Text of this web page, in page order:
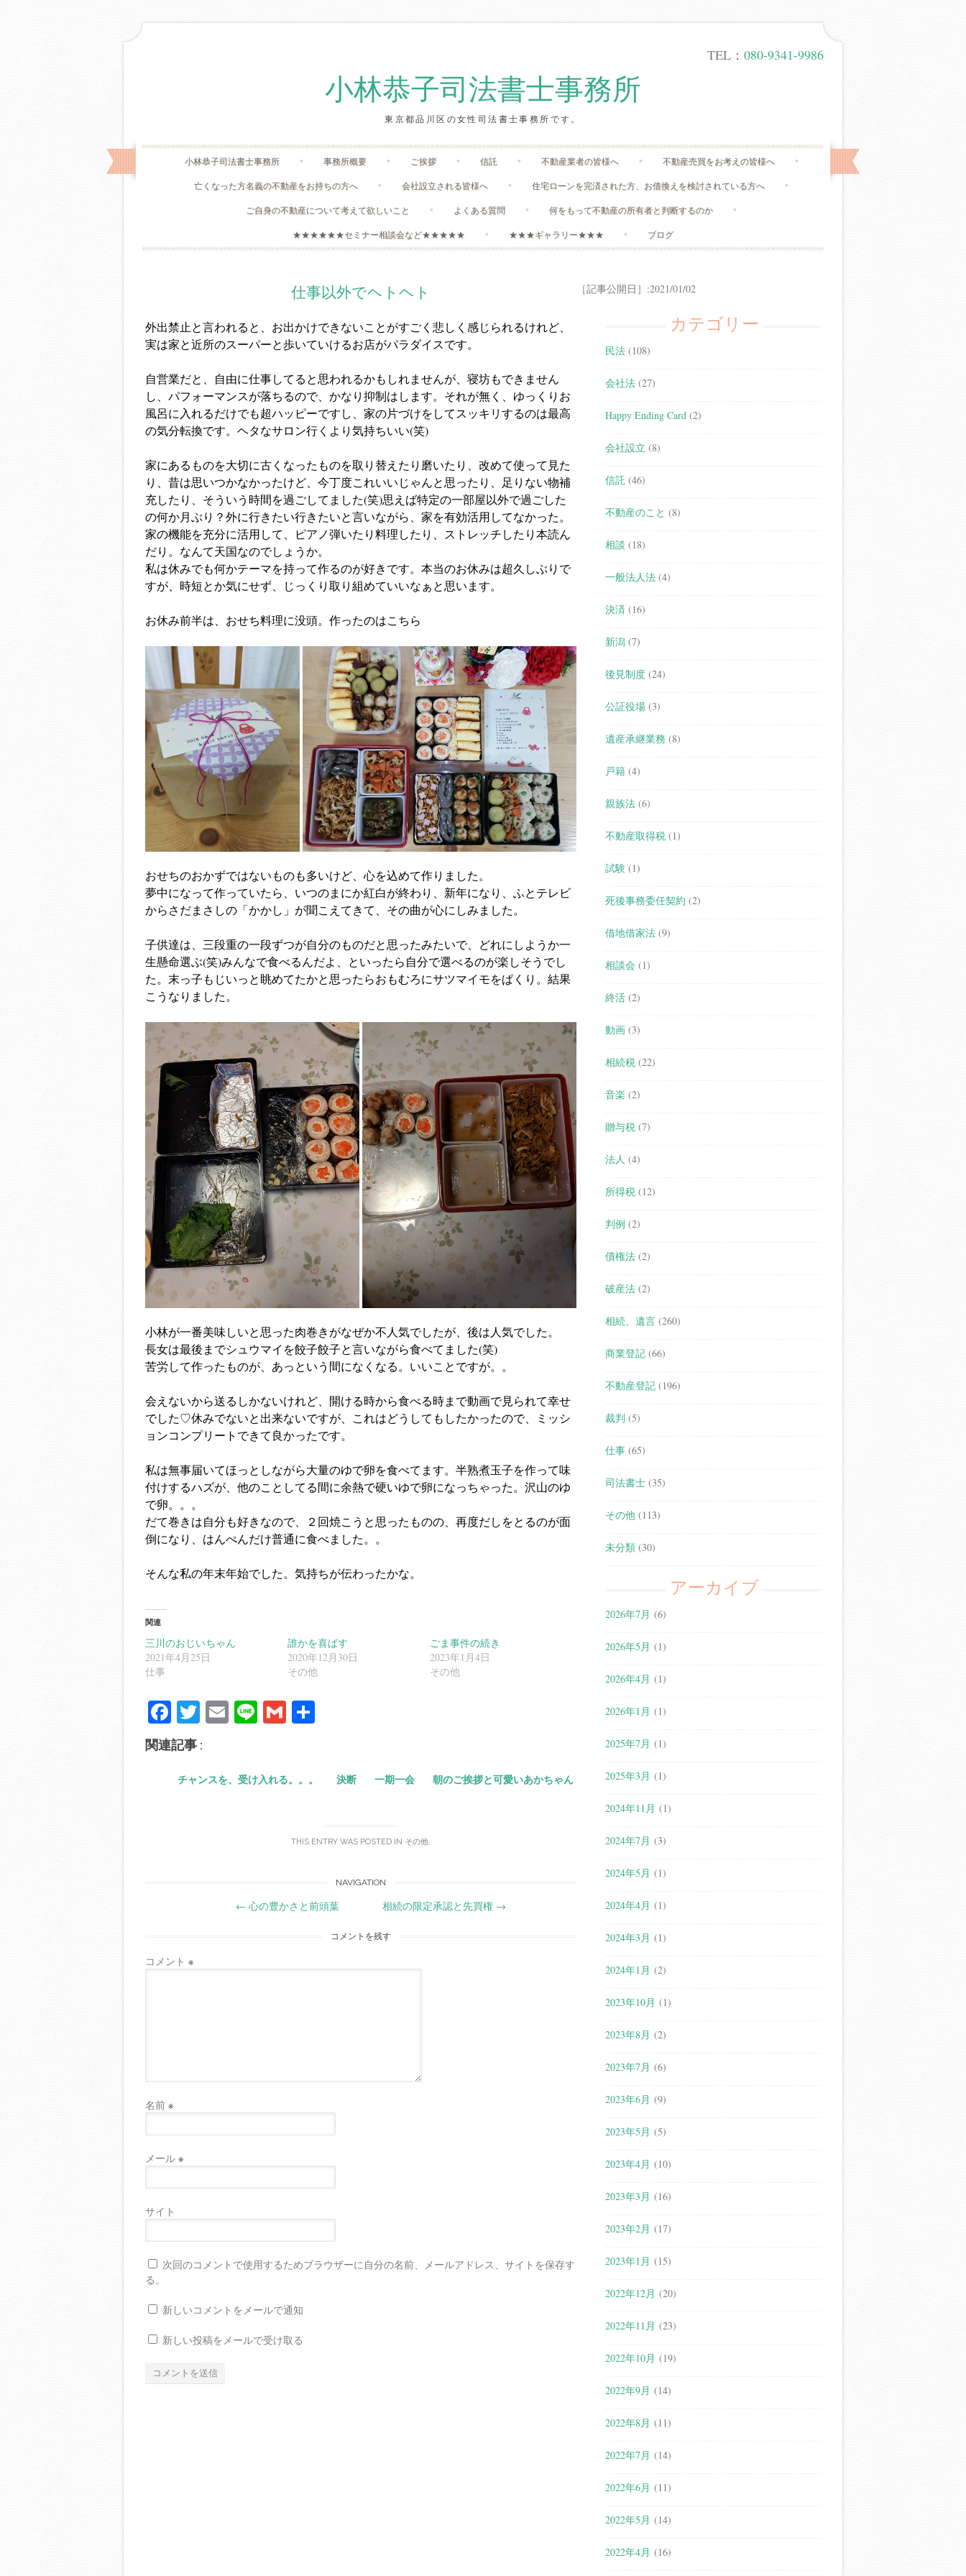
TEL： 080-9341-9986
小林恭子司法書士事務所
東京都品川区の女性司法書士事務所です。
Skip
to
content
小林恭子司法書士事務所 事務所概要 ご挨拶 信託 不動産業者の皆様へ 不動産売買をお考えの皆様へ
亡くなった方名義の不動産をお持ちの方へ 会社設立される皆様へ 住宅ローンを完済された方、お借換えを検討されている方へ
ご自身の不動産について考えて欲しいこと よくある質問 何をもって不動産の所有者と判断するのか
★★★★★★セミナー相談会など★★★★★ ★★★ギャラリー★★★ ブログ
［記事公開日］:2021/01/02
仕事以外でヘトヘト
外出禁止と言われると、お出かけできないことがすごく悲しく感じられるけれど、
実は家と近所のスーパーと歩いていけるお店がパラダイスです。
自営業だと、自由に仕事してると思われるかもしれませんが、寝坊もできません
し、パフォーマンスが落ちるので、かなり抑制はします。それが無く、ゆっくりお
風呂に入れるだけでも超ハッピーですし、家の片づけをしてスッキリするのは最高
の気分転換です。ヘタなサロン行くより気持ちいい(笑)
家にあるものを大切に古くなったものを取り替えたり磨いたり、改めて使って見た
り、昔は思いつかなかったけど、今丁度これいいじゃんと思ったり、足りない物補
充したり、そういう時間を過ごしてました(笑)思えば特定の一部屋以外で過ごした
の何か月ぶり？外に行きたい行きたいと言いながら、家を有効活用してなかった。
家の機能を充分に活用して、ピアノ弾いたり料理したり、ストレッチしたり本読ん
だり。なんて天国なのでしょうか。
私は休みでも何かテーマを持って作るのが好きです。本当のお休みは超久しぶりで
すが、時短とか気にせず、じっくり取り組めていいなぁと思います。
お休み前半は、おせち料理に没頭。作ったのはこちら
おせちのおかずではないものも多いけど、心を込めて作りました。
夢中になって作っていたら、いつのまにか紅白が終わり、新年になり、ふとテレビ
からさだまさしの「かかし」が聞こえてきて、その曲が心にしみました。
子供達は、三段重の一段ずつが自分のものだと思ったみたいで、どれにしようか一
生懸命選ぶ(笑)みんなで食べるんだよ、といったら自分で選べるのが楽しそうでし
た。末っ子もじいっと眺めてたかと思ったらおもむろにサツマイモをぱくり。結果
こうなりました。
小林が一番美味しいと思った肉巻きがなぜか不人気でしたが、後は人気でした。
長女は最後までシュウマイを餃子餃子と言いながら食べてました(笑)
苦労して作ったものが、あっという間になくなる。いいことですが。。
会えないから送るしかないけれど、開ける時から食べる時まで動画で見られて幸せ
でした♡休みでないと出来ないですが、これはどうしてもしたかったので、ミッシ
ョンコンプリートできて良かったです。
私は無事届いてほっとしながら大量のゆで卵を食べてます。半熟煮玉子を作って味
付けするハズが、他のことしてる間に余熱で硬いゆで卵になっちゃった。沢山のゆ
で卵。。。
だて巻きは自分も好きなので、２回焼こうと思ったものの、再度だしをとるのが面
倒になり、はんぺんだけ普通に食べました。。
そんな私の年末年始でした。気持ちが伝わったかな。
関連
三川のおじいちゃん
2021年4月25日
仕事
誰かを喜ばす
2020年12月30日
その他
ごま事件の続き
2023年1月4日
その他
Fa
ce
bo
ok
T
wi
tte
r
E Li G
関連記事 :
チャンスを、受け入れる。。。 決断 一期一会 朝のご挨拶と可愛いあかちゃん
THIS ENTRY WAS POSTED IN その他.
NAVIGATION
← 心の豊かさと前頭葉 相続の限定承認と先買権 →
コメントを残す
コメント ※
名前 ※
メール ※
サイト
次回のコメントで使用するためブラウザーに自分の名前、メールアドレス、サイトを保存す
る。
新しいコメントをメールで通知
新しい投稿をメールで受け取る
カテゴリー
民法 (108)
会社法 (27)
Happy Ending Card (2)
会社設立 (8)
信託 (46)
不動産のこと (8)
相談 (18)
一般法人法 (4)
決済 (16)
新潟 (7)
後見制度 (24)
公証役場 (3)
遺産承継業務 (8)
戸籍 (4)
親族法 (6)
不動産取得税 (1)
試験 (1)
死後事務委任契約 (2)
借地借家法 (9)
相談会 (1)
終活 (2)
動画 (3)
相続税 (22)
音楽 (2)
贈与税 (7)
法人 (4)
所得税 (12)
判例 (2)
債権法 (2)
破産法 (2)
相続、遺言 (260)
商業登記 (66)
不動産登記 (196)
裁判 (5)
仕事 (65)
司法書士 (35)
その他 (113)
未分類 (30)
アーカイブ
2026年7月 (6)
2026年5月 (1)
2026年4月 (1)
2026年1月 (1)
2025年7月 (1)
2025年3月 (1)
2024年11月 (1)
2024年7月 (3)
2024年5月 (1)
2024年4月 (1)
2024年3月 (1)
2024年1月 (2)
2023年10月 (1)
2023年8月 (2)
2023年7月 (6)
2023年6月 (9)
2023年5月 (5)
2023年4月 (10)
2023年3月 (16)
2023年2月 (17)
2023年1月 (15)
2022年12月 (20)
2022年11月 (23)
2022年10月 (19)
2022年9月 (14)
2022年8月 (11)
2022年7月 (14)
2022年6月 (11)
2022年5月 (14)
2022年4月 (16)